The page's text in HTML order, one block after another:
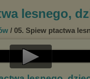
lesnego,
/ 05. Spiew ptactwa
Play